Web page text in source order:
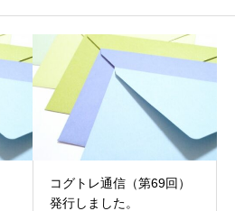
コグトレ通信（第69回）
発行しました。